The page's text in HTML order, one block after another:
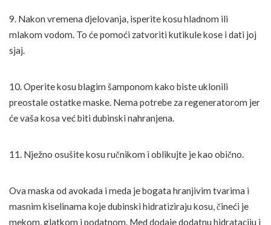
9. Nakon vremena djelovanja, isperite kosu hladnom ili
mlakom vodom. To će pomoći zatvoriti kutikule kose i dati joj
sjaj.
10. Operite kosu blagim šamponom kako biste uklonili
preostale ostatke maske. Nema potrebe za regeneratorom jer
će vaša kosa već biti dubinski nahranjena.
11. Nježno osušite kosu ručnikom i oblikujte je kao obično.
Ova maska od avokada i meda je bogata hranjivim tvarima i
masnim kiselinama koje dubinski hidratiziraju kosu, čineći je
mekom, glatkom i podatnom. Med dodaje dodatnu hidrataciju i